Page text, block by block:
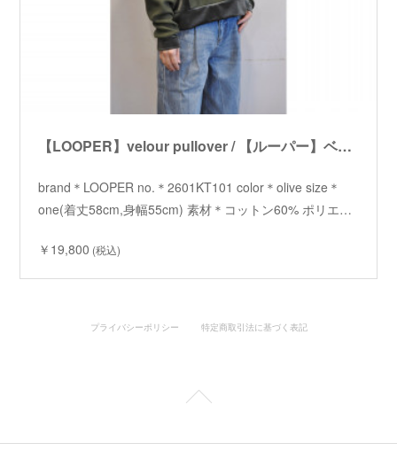
【LOOPER】velour pullover / 【ルーパー】ベロアプルオーバー
brand＊LOOPER no.＊2601KT101 color＊olive size＊
one(着丈58cm,身幅55cm) 素材＊コットン60% ポリエ…
￥19,800 (税込)
プライバシーポリシー 特定商取引法に基づく表記